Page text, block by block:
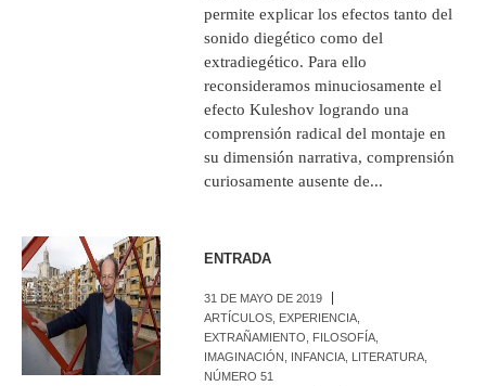
permite explicar los efectos tanto del
sonido diegético como del
extradiegético. Para ello
reconsideramos minuciosamente el
efecto Kuleshov logrando una
comprensión radical del montaje en
su dimensión narrativa, comprensión
curiosamente ausente de...
ENTRADA
31 DE MAYO DE 2019
ARTÍCULOS EXPERIENCIA
EXTRAÑAMIENTO
FILOSOFÍA
IMAGINACIÓN
INFANCIA LITERATURA
NÚMERO 51